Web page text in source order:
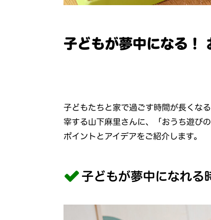
子どもが夢中になる！
子どもたちと家で過ごす時間が長くな
宰する山下麻里さんに、「おうち遊び
ポイントとアイデアをご紹介します。
子どもが夢中になれる